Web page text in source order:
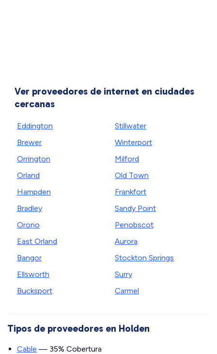
Ver proveedores de internet en ciudades
cercanas
Eddington
Brewer
Orrington
Orland
Hampden
Bradley
Orono
East Orland
Bangor
Ellsworth
Bucksport
Stillwater
Winterport
Milford
Old Town
Frankfort
Sandy Point
Penobscot
Aurora
Stockton Springs
Surry
Carmel
Tipos de proveedores en Holden
Cable — 35% Cobertura